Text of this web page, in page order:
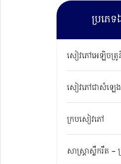
ប្រភេ
សៀវភៅអេឡិចត្រូ
សៀវភៅជាសំឡេង
ក្របសៀវភៅ
សាស្ត្រាស្លឹករឹត –